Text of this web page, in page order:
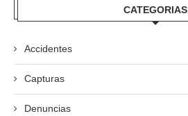
CATEGORIAS
Accidentes
Capturas
Denuncias